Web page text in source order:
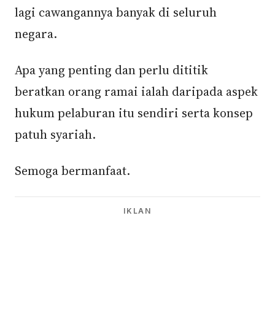
lagi cawangannya banyak di seluruh
negara.
Apa yang penting dan perlu dititik
beratkan orang ramai ialah daripada aspek
hukum pelaburan itu sendiri serta konsep
patuh syariah.
Semoga bermanfaat.
IKLAN